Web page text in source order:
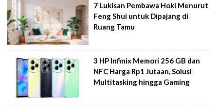
7 Lukisan Pembawa Hoki Menurut
Feng Shui untuk Dipajang di
Ruang Tamu
3 HP Infinix Memori 256 GB dan
NFC Harga Rp1 Jutaan, Solusi
Multitasking hingga Gaming